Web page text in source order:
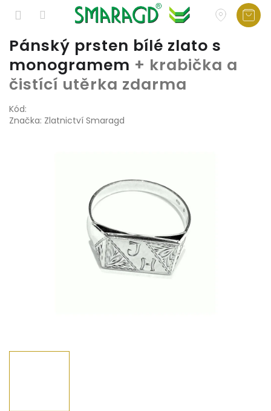
Přejít
obsah
Pánský prsten bílé zlato s
monogramem + krabička a
čistící utěrka zdarma
Kód:
Značka: Zlatnictví Smaragd